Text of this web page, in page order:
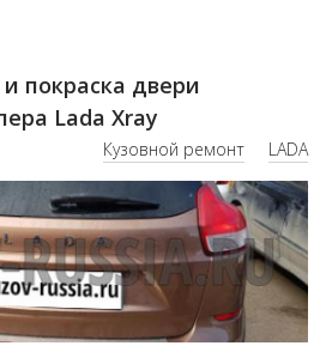
покраска двери
Lada Xray
Кузовной ремонт LADA